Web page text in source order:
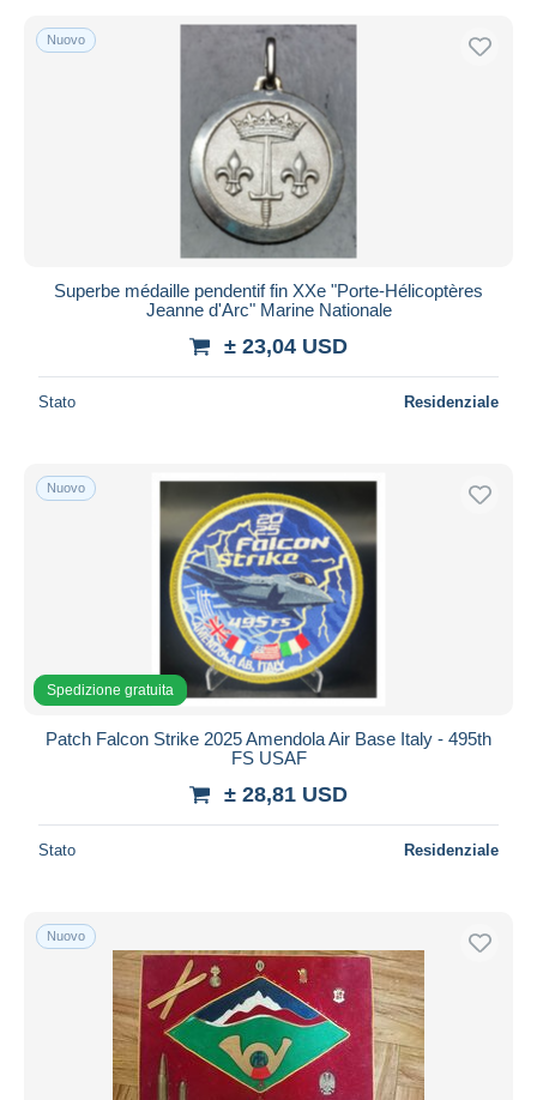
Nuovo
Superbe médaille pendentif fin XXe "Porte-Hélicoptères
Jeanne d'Arc" Marine Nationale
± 23,04 USD
Stato Residenziale
Nuovo
Spedizione gratuita
Patch Falcon Strike 2025 Amendola Air Base Italy - 495th
FS USAF
± 28,81 USD
Stato Residenziale
Nuovo